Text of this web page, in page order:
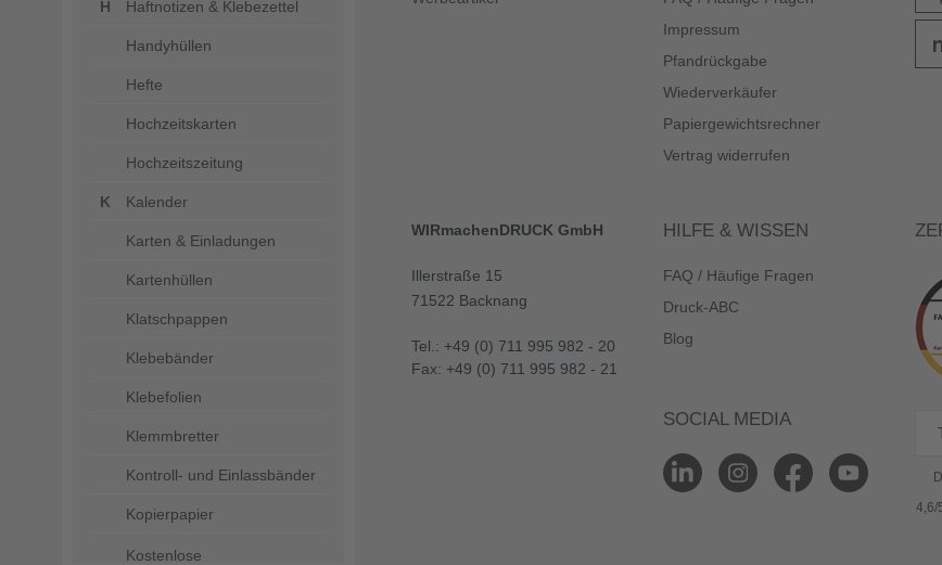
Haftnotizen & Klebezettel
Handyhüllen
Hefte
Hochzeitskarten
Hochzeitszeitung
Kalender
Karten & Einladungen
Kartenhüllen
Klatschpappen
Klebebänder
Klebefolien
Klemmbretter
Kontroll- und Einlassbänder
Kopierpapier
Kostenlose
Impressum
Pfandrückgabe
Wiederverkäufer
Papiergewichtsrechner
Vertrag widerrufen
WIRmachenDRUCK GmbH
Illerstraße 15
71522 Backnang
Tel.: +49 (0) 711 995 982 - 20
Fax: +49 (0) 711 995 982 - 21
HILFE & WISSEN
FAQ / Häufige Fragen
Druck-ABC
Blog
SOCIAL MEDIA
4,6/